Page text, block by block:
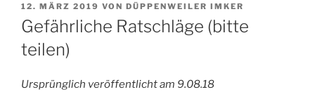
VERÖFFENTLICHT
AM
12. MÄRZ 2019 VON DÜPPENWEILER IMKER
Gefährliche Ratschläge (bitte
teilen)
Ursprünglich veröffentlicht am 9.08.18